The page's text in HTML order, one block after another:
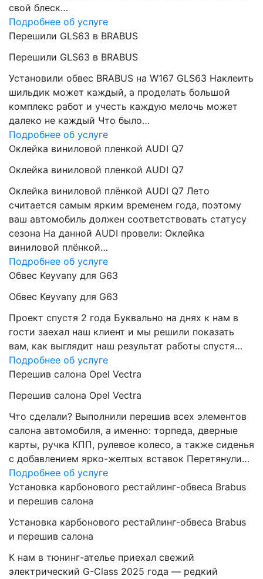
свой блеск…
Подробнее об услуге
Перешили GLS63 в BRABUS
Перешили GLS63 в BRABUS
Установили обвес BRABUS на W167 GLS63 Наклеить
шильдик может каждый, а проделать большой
комплекс работ и учесть каждую мелочь может
далеко не каждый Что было…
Подробнее об услуге
Оклейка виниловой пленкой AUDI Q7
Оклейка виниловой пленкой AUDI Q7
Оклейка виниловой плёнкой AUDI Q7 Лето
считается самым ярким временем года, поэтому
ваш автомобиль должен соответствовать статусу
сезона На данной AUDI провели: Оклейка
виниловой плёнкой…
Подробнее об услуге
Обвес Keyvany для G63
Обвес Keyvany для G63
Проект спустя 2 года Буквально на днях к нам в
гости заехал наш клиент и мы решили показать
вам, как выглядит наш результат работы спустя…
Подробнее об услуге
Перешив салона Opel Vectra
Перешив салона Opel Vectra
Что сделали? Выполнили перешив всех элементов
салона автомобиля, а именно: торпеда, дверные
карты, ручка КПП, рулевое колесо, а также сиденья
с добавлением ярко-желтых вставок Перетянули…
Подробнее об услуге
Установка карбонового рестайлинг-обвеса Brabus
и перешив салона
Установка карбонового рестайлинг-обвеса Brabus
и перешив салона
К нам в тюнинг-ателье приехал свежий
электрический G-Class 2025 года — редкий